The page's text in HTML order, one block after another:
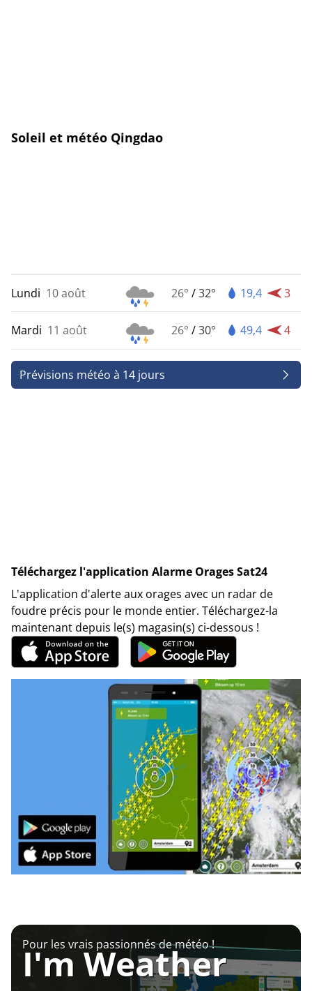
Soleil et météo Qingdao
Lundi 10 août 26° /32° 19,4 3
Mardi 11 août 26° /30° 49,4 4
Prévisions météo à 14 jours
Téléchargez l'application Alarme Orages Sat24
L'application d'alerte aux orages avec un radar de
foudre précis pour le monde entier. Téléchargez-la
maintenant depuis le(s) magasin(s) ci-dessous !
Pour les vrais passionnés de météo !
I'm Weather